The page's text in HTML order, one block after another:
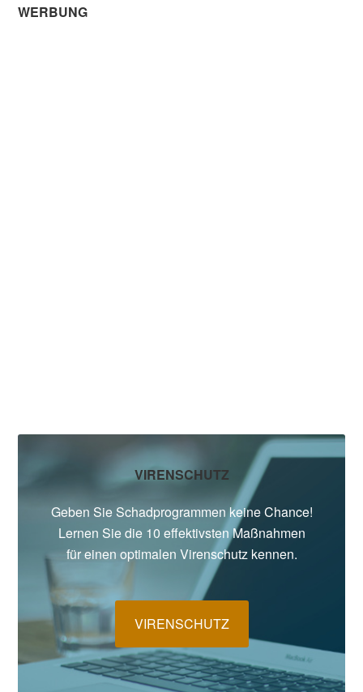
WERBUNG
VIRENSCHUTZ
Geben Sie Schadprogrammen keine Chance!
Lernen Sie die 10 effektivsten Maßnahmen
für einen optimalen Virenschutz kennen.
VIRENSCHUTZ